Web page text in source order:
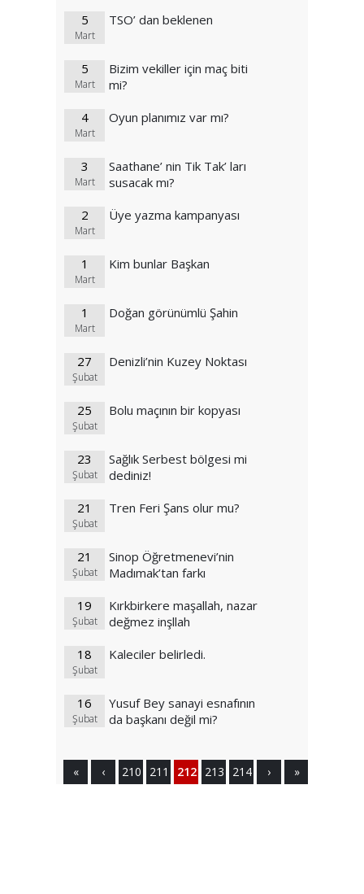
5
Mart
TSO’ dan beklenen
5
Mart
Bizim vekiller için maç biti
mi?
4
Mart
Oyun planımız var mı?
3
Mart
Saathane’ nin Tik Tak’ ları
susacak mı?
2
Mart
Üye yazma kampanyası
1
Mart
Kim bunlar Başkan
1
Mart
Doğan görünümlü Şahin
27
Şubat
Denizli’nin Kuzey Noktası
25
Şubat
Bolu maçının bir kopyası
23
Şubat
Sağlık Serbest bölgesi mi
dediniz!
21
Şubat
Tren Feri Şans olur mu?
21
Şubat
Sinop Öğretmenevi’nin
Madımak’tan farkı
19
Şubat
Kırkbirkere maşallah, nazar
değmez inşllah
18
Şubat
Kaleciler belirledi.
16
Şubat
Yusuf Bey sanayi esnafının
da başkanı değil mi?
« ‹ 210 211 212 213 214 › »